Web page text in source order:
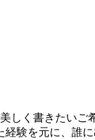
しく書きたいご
験を元に、誰